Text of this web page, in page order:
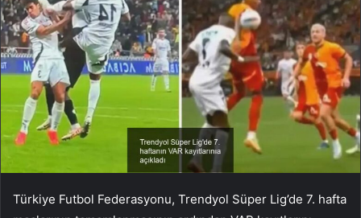
Türkiye Futbol Federasyonu, Trendyol Süper Lig’de 7. hafta